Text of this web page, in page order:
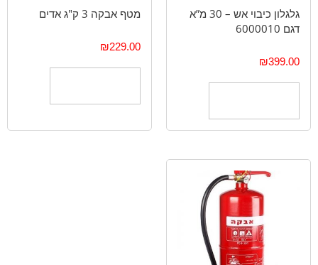
גלגלון כיבוי אש – 30 מ”א
דגם 6000010
₪399.00
מטף אבקה 3 ק"ג אדים
₪229.00